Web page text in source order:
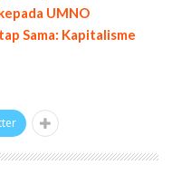
UMNO
Sama: Kapitalisme